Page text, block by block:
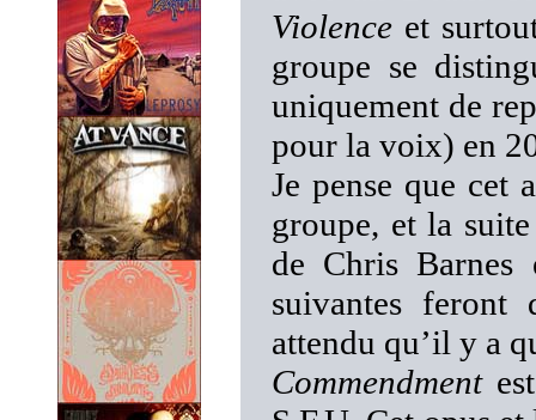
Violence et
groupe se
uniquement de
pour la voix) en
Je pense que cet
groupe, et la
de Chris
suivantes
attendu qu’il y a
Commendmentest